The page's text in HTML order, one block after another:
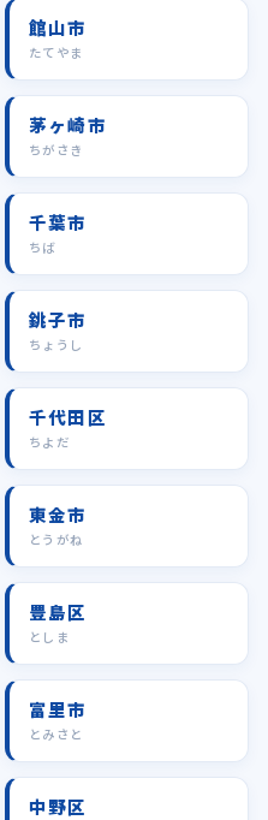
館山市
たてやま
茅ヶ崎市
ちがさき
千葉市
ちば
銚子市
ちょうし
千代田区
ちよだ
東金市
とうがね
豊島区
としま
富里市
とみさと
中野区